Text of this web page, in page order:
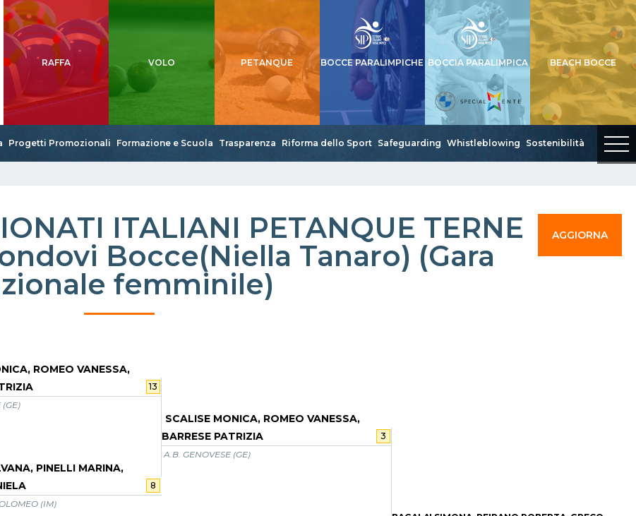
RAFFA VOLO PETANQUE BOCCE PARALIMPICHE BOCCIA PARALIMPICA BEACH BOCCE
Progetti Promozionali Formazione e Scuola Trasparenza Riforma dello Sport Safeguarding Whistleblowing Sostenibilità
ITALIANI PETANQUE TERNE
Bocce(Niella Tanaro) (Gara
femminile)
AGGIORNA
ROMEO VANESSA,
13
(GE)
PINELLI MARINA,
8
(IM)
SCALISE MONICA, ROMEO VANESSA,
BARRESE PATRIZIA
3
A.B. GENOVESE (GE)